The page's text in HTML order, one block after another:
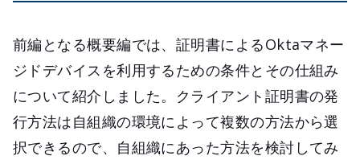
前編となる概要編では、証明書によるOktaマネー
ジドデバイスを利用するための条件とその仕組み
について紹介しました。クライアント証明書の発
行方法は自組織の環境によって複数の方法から選
択できるので、自組織にあった方法を検討してみ